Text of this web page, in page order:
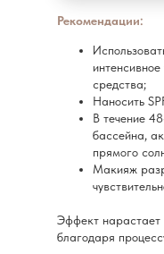
Рекомендации:
средства;
Наносить
В течение
бассейна,
прямого
Макияж
Эффект нарастает
благодаря